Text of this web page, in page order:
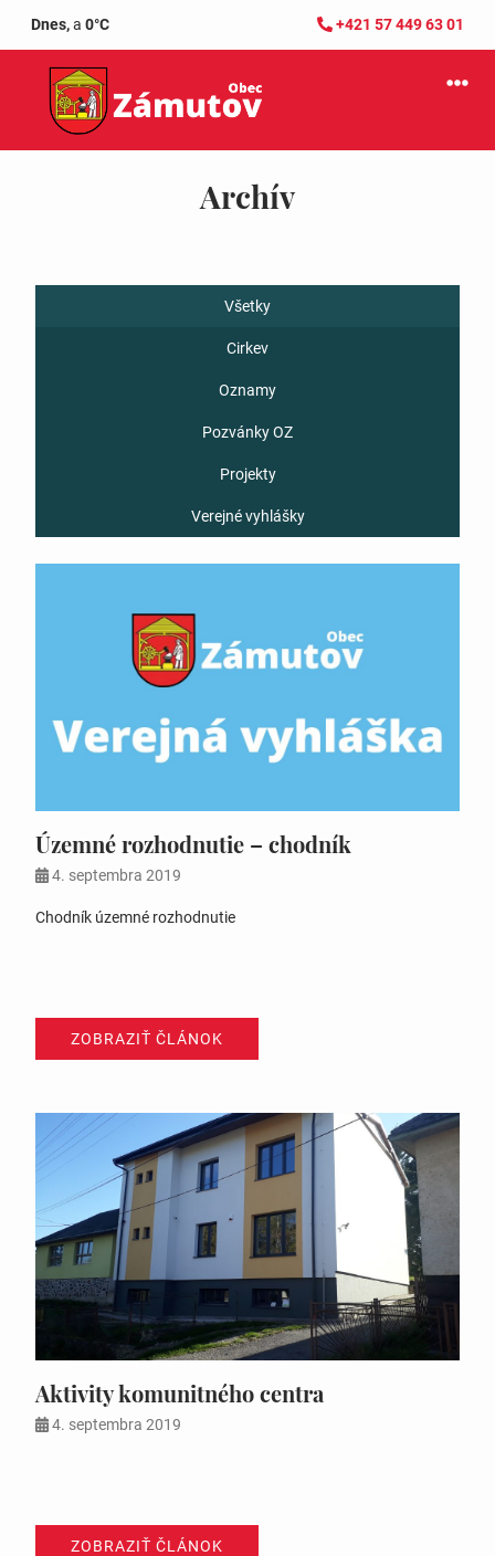
Dnes,a 0°C +421 57 449 63 01
Archív
Všetky
Cirkev
Oznamy
Pozvánky OZ
Projekty
Verejné vyhlášky
Územné rozhodnutie – chodník
4. septembra 2019
Chodník územné rozhodnutie
ZOBRAZIŤ ČLÁNOK
Aktivity komunitného centra
4. septembra 2019
ZOBRAZIŤ ČLÁNOK